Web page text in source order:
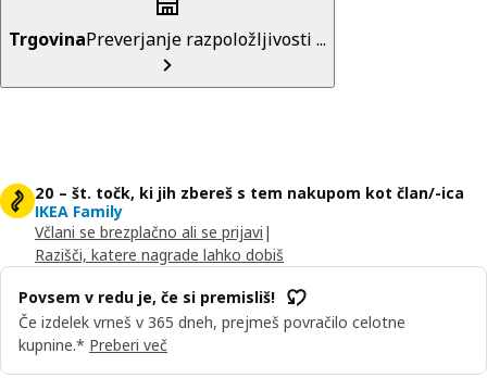
TrgovinaPreverjanje razpoložljivosti ...
20 – št. točk, ki jih zbereš s tem nakupom kot član/-ica
IKEA Family
Včlani se brezplačno ali se prijavi |
Razišči, katere nagrade lahko dobiš
Povsem v redu je, če si premisliš!
Če izdelek vrneš v 365 dneh, prejmeš povračilo celotne
kupnine.* Preberi več